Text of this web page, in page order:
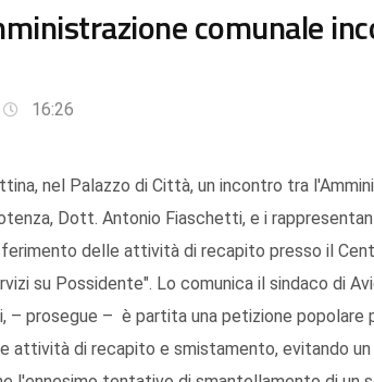
comunale
16:26
nel Palazzo di Città, un incontro tra
Dott. Antonio Fiaschetti, e i
delle attività di recapito presso il
su Possidente". Lo comunica il sindaco di
– prosegue – è partita una petizione popolare
attività di recapito e smistamento, evitando